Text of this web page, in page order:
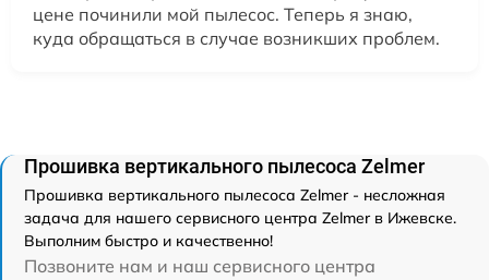
цене починили мой пылесос. Теперь я знаю,
куда обращаться в случае возникших проблем.
Прошивка вертикального пылесоса Zelmer
Прошивка вертикального пылесоса Zelmer - несложная
задача для нашего сервисного центра Zelmer в Ижевске.
Выполним быстро и качественно!
Позвоните нам и наш сервисного центра